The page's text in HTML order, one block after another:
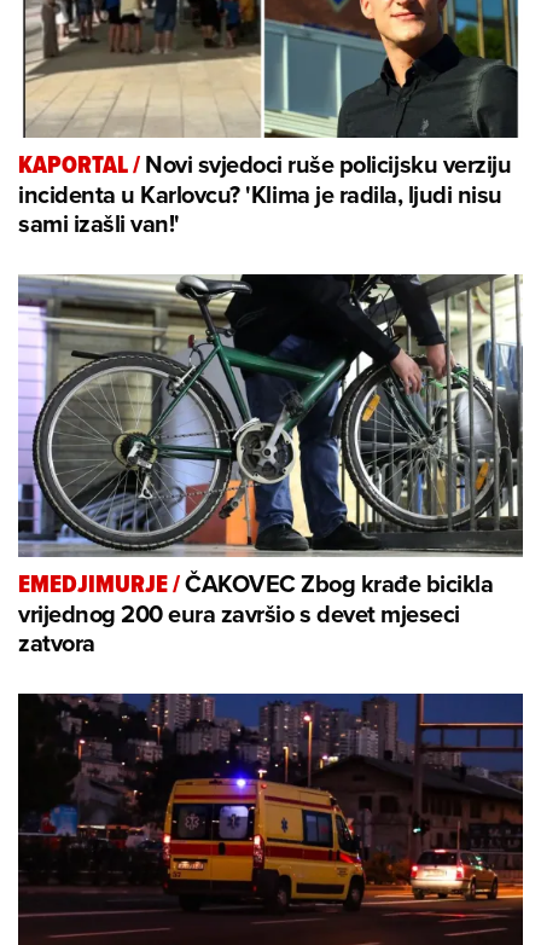
KAPORTAL/Novi svjedoci ruše policijsku verziju
incidenta u Karlovcu? 'Klima je radila, ljudi nisu
sami izašli van!'
EMEDJIMURJE/ČAKOVEC Zbog krađe bicikla
vrijednog 200 eura završio s devet mjeseci
zatvora